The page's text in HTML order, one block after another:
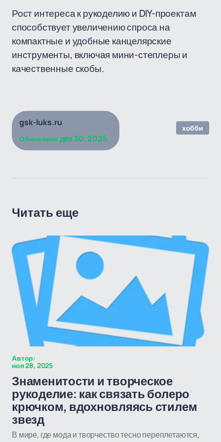
Рост интереса к рукоделию и DIY-проектам
способствует увеличению спроса на
компактные и удобные канцелярские
инструменты, включая мини-степлеры и
качественные скобы.
gsk-luks.ru
Обновлено дек 30, 2025
хобби
Читать еще
Автор:
ноя 28, 2025
Знаменитости и творческое
рукоделие: как связать болеро
крючком, вдохновляясь стилем
звезд
В мире, где мода и творчество тесно переплетаются,